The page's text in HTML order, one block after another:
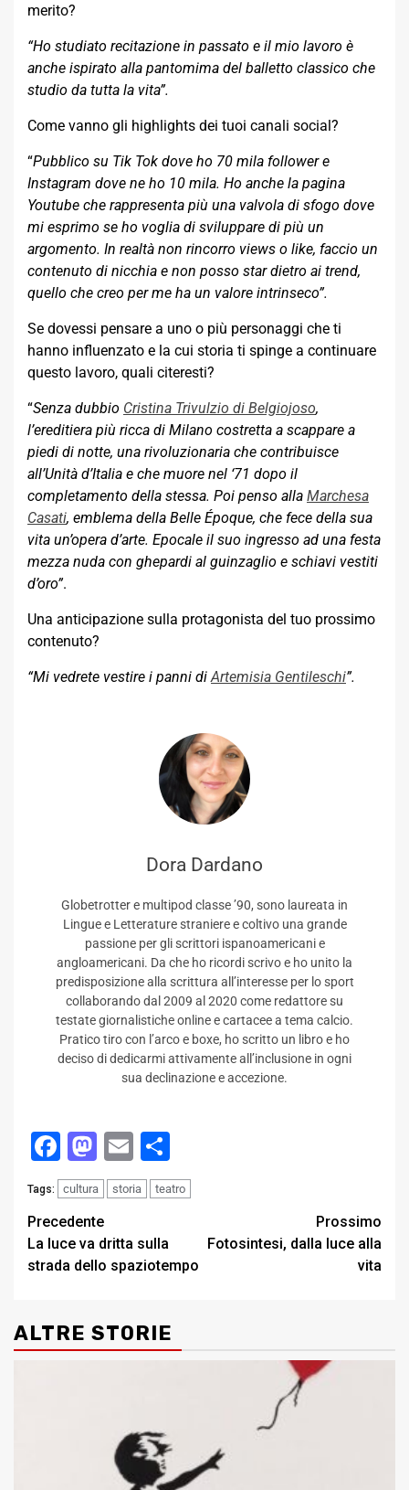
merito?
“Ho studiato recitazione in passato e il mio lavoro è
anche ispirato alla pantomima del balletto classico che
studio da tutta la vita”.
Come vanno gli highlights dei tuoi canali social?
“Pubblico su Tik Tok dove ho 70 mila follower e
Instagram dove ne ho 10 mila. Ho anche la pagina
Youtube che rappresenta più una valvola di sfogo dove
mi esprimo se ho voglia di sviluppare di più un
argomento. In realtà non rincorro views o like, faccio un
contenuto di nicchia e non posso star dietro ai trend,
quello che creo per me ha un valore intrinseco”.
Se dovessi pensare a uno o più personaggi che ti
hanno influenzato e la cui storia ti spinge a continuare
questo lavoro, quali citeresti?
“Senza dubbio Cristina Trivulzio di Belgiojoso,
l’ereditiera più ricca di Milano costretta a scappare a
piedi di notte, una rivoluzionaria che contribuisce
all’Unità d’Italia e che muore nel ‘71 dopo il
completamento della stessa. Poi penso alla Marchesa
Casati, emblema della Belle Époque, che fece della sua
vita un’opera d’arte. Epocale il suo ingresso ad una festa
mezza nuda con ghepardi al guinzaglio e schiavi vestiti
d’oro”.
Una anticipazione sulla protagonista del tuo prossimo
contenuto?
“Mi vedrete vestire i panni diArtemisia Gentileschi”.
Dora Dardano
Globetrotter e multipod classe ’90, sono laureata in
Lingue e Letterature straniere e coltivo una grande
passione per gli scrittori ispanoamericani e
angloamericani. Da che ho ricordi scrivo e ho unito la
predisposizione alla scrittura all’interesse per lo sport
collaborando dal 2009 al 2020 come redattore su
testate giornalistiche online e cartacee a tema calcio.
Pratico tiro con l’arco e boxe, ho scritto un libro e ho
deciso di dedicarmi attivamente all’inclusione in ogni
sua declinazione e accezione.
Facebook
Mastodon
Email
Tags: cultura storia teatro
Post
navigation
Precedente
La luce va dritta sulla
strada dello spaziotempo
Prossimo
Fotosintesi, dalla luce alla
vita
ALTRE STORIE